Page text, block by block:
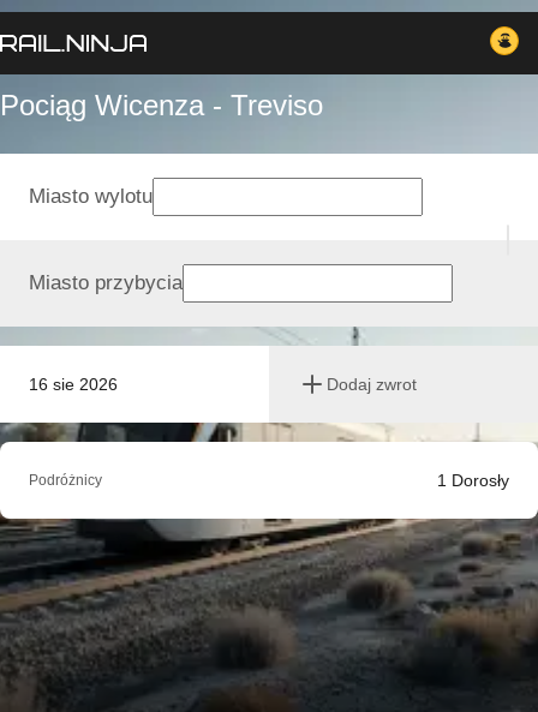
Pociąg Wicenza - Treviso
16 sie 2026 Dodaj zwrot
Miasto wylotu
Miasto przybycia
Podróżnicy 1 Dorosły